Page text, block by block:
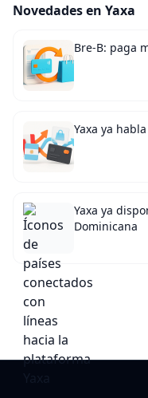
Novedades en Yaxa
Bre-B: paga
Yaxa ya
Yaxa ya
Dominicana